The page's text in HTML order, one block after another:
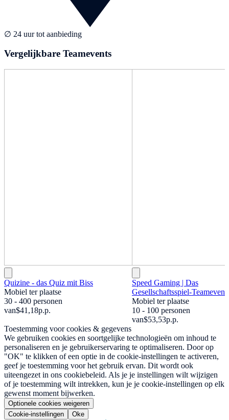
∅ 24 uur tot aanbieding
Vergelijkbare Teamevents
Quizine - das Quiz mit Biss
Mobiel ter plaatse
30 - 400 personen
van$41,18p.p.
Speed Gaming | Das
Gesellschaftsspiel-Teamevent
Mobiel ter plaatse
10 - 100 personen
van$53,53p.p.
Toestemming voor cookies & gegevens
We gebruiken cookies en soortgelijke technologieën om inhoud te
personaliseren en je gebruikerservaring te optimaliseren. Door op
"OK" te klikken of een optie in de cookie-instellingen te activeren,
geef je toestemming voor het gebruik ervan. Dit wordt ook
uiteengezet in ons cookiebeleid. Als je je instellingen wilt wijzigen
of je toestemming wilt intrekken, kun je je cookie-instellingen op elk
gewenst moment bijwerken.
Optionele cookies weigeren
Cookie-instellingen
Oke